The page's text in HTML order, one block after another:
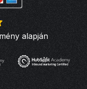
alapján